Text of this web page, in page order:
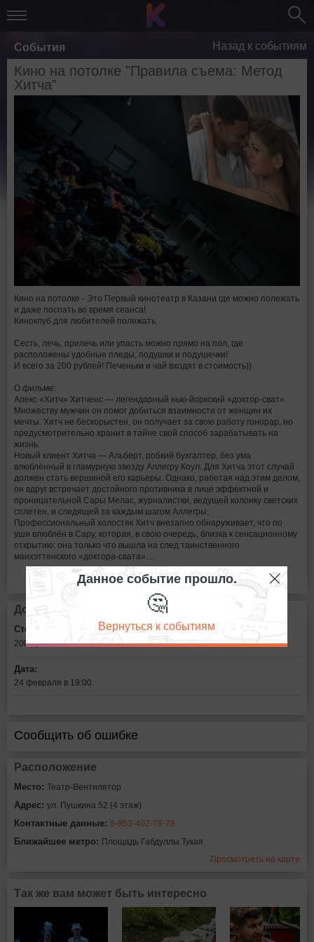
События Назад к событиям
Кино на потолке "Правила съема: Метод
Хитча"
Кино на потолке - Это Первый кинотеатр в Казани где можно полежать
и даже поспать во время сеанса!
Киноклуб для любителей полежать.
Сесть, лечь, прилечь или упасть можно прямо на пол, где
расположены удобные пледы, подушки и подушечки!
И всего за 200 рублей! Печеньки и чай входят в стоимость))
О фильме:
Алекс «Хитч» Хитченс — легендарный нью-йоркский «доктор-сват».
Множеству мужчин он помог добиться взаимности от женщин их
мечты. Хитч не бескорыстен, он получает за свою работу гонорар, но
предусмотрительно хранит в тайне свой способ зарабатывать на
жизнь.
Новый клиент Хитча — Альберт, робкий бухгалтер, без ума
влюблённый в гламурную звезду Аллегру Коул. Для Хитча этот случай
должен стать вершиной его карьеры. Однако, работая над этим делом,
он вдруг встречает достойного противника в лице эффектной и
проницательной Сары Мелас, журналистки, ведущей колонку светских
сплетен, и следящей за каждым шагом Аллегры.
Профессиональный холостяк Хитч внезапно обнаруживает, что по
уши влюблён в Сару, которая, в свою очередь, близка к сенсационному
открытию: она только что вышла на след таинственного
манхэттенского «доктора-свата»…
Дополнительная информация
Стоимость билетов:
200рублей
Дата:
24 февраля в 19:00
Сообщить об ошибке
Расположение
Место: Театр-Вентилятор
Адрес: ул. Пушкина 52 (4 этаж)
Контактные данные: 8-953-402-78-78
Ближайшее метро: Площадь Габдуллы Тукая
Просмотреть на карте
Так же вам может быть интересно
Данное событие прошло.
🤔
Вернуться к событиям